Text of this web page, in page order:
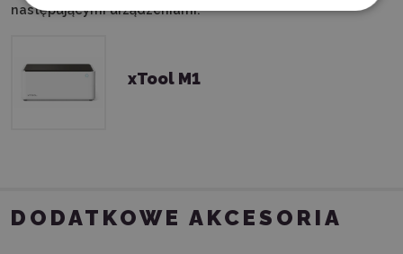
następującymi urządzeniami:
xTool M1
DODATKOWE AKCESORIA